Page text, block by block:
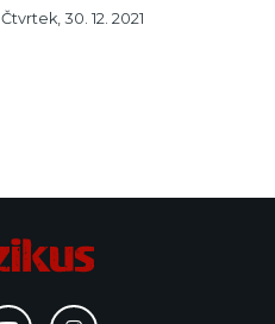
Čtvrtek, 30. 12. 2021